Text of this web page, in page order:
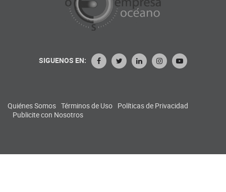
SIGUENOS EN:
Quiénes Somos Términos de Uso Políticas de Privacidad
Publicite con Nosotros